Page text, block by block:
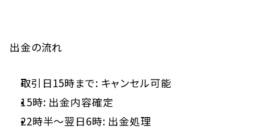
出金の流れ
取引日15時まで: キャンセル可能
15時: 出金内容確定
22時半〜翌日6時: 出金処理